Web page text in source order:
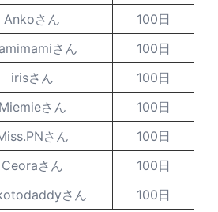
Ankoさん
100日
さん
100日
irisさん
100日
Miemieさん
100日
さん
100日
Ceoraさん
100日
さん 100日